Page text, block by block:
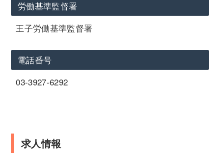
労働基準監督署
王子労働基準監督署
電話番号
03-3927-6292
求人情報